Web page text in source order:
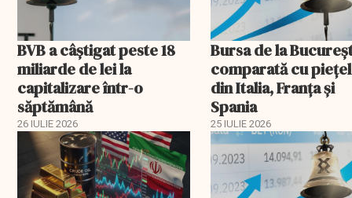
BVB a câștigat peste 18
miliarde de lei la
capitalizare într-o
săptămână
26 IULIE 2026
Bursa de la
comparată cu
din Italia, Franța și
Spania
25 IULIE 2026